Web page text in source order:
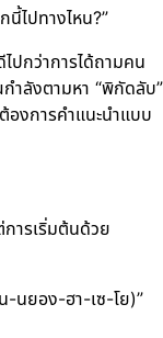
ไปทางไหน?”
ไปกว่าการได้ถามคน
ำลังตามหา “พิกัดลับ”
งการคำแนะนำแบบ
ารเริ่มต้นด้วย
นยอง-ฮา-เซ-โย)”